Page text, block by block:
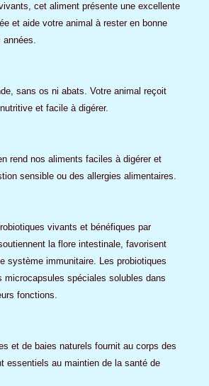
cet aliment présente une excellente
et aide votre animal à rester en bonne
années.
sans os ni abats. Votre animal reçoit
et facile à digérer.
rend nos aliments faciles à digérer et
sensible ou des allergies alimentaires.
vivants et bénéfiques par
la flore intestinale, favorisent
système immunitaire. Les probiotiques
spéciales solubles dans
fonctions.
et de baies naturels fournit au corps des
essentiels au maintien de la santé de